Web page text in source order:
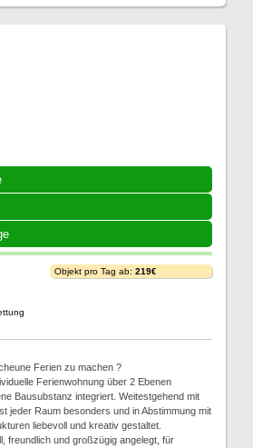
Objekt pro Tag ab: 219€
Ferien zu machen ?
Ferienwohnung über 2 Ebenen
Bausubstanz integriert. Weitestgehend mit
jeder Raum besonders und in Abstimmung mit
liebevoll und kreativ gestaltet.
freundlich und großzügig angelegt, für